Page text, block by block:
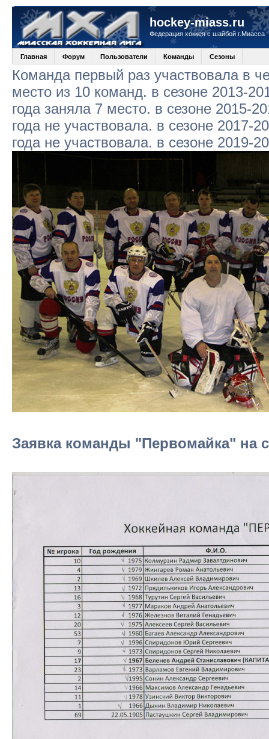
hockey-miass.ru
Федерация хоккея с шайбой г.Миасса
Главная Форум Пользователи Команды Сезоны
Команда первый раз участвовала в
место из 10 команд. в сезоне 2013-
года заняла 7 место. в сезоне 2015-
года не участвовала. в сезоне 2017-
года не участвовала. в сезоне 2019-
Заявка команды "Первомайка" на